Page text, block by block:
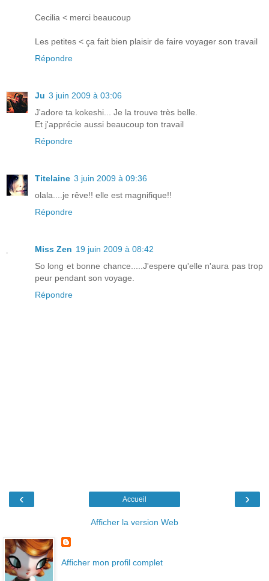
Cecilia < merci beaucoup
Les petites < ça fait bien plaisir de faire voyager son travail
Répondre
Ju 3 juin 2009 à 03:06
J'adore ta kokeshi... Je la trouve très belle.
Et j'apprécie aussi beaucoup ton travail
Répondre
Titelaine 3 juin 2009 à 09:36
olala....je rêve!! elle est magnifique!!
Répondre
Miss Zen 19 juin 2009 à 08:42
So long et bonne chance.....J'espere qu'elle n'aura pas trop
peur pendant son voyage.
Répondre
‹ ›
Accueil
Afficher la version Web
Afficher mon profil complet